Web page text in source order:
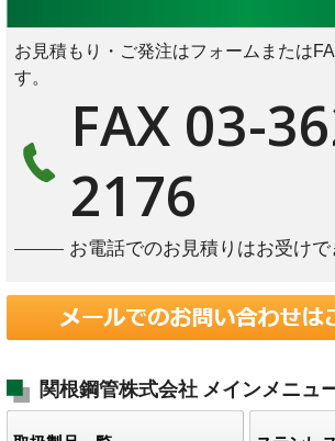
お見積もり・ご発注はフォームまたは
す。
FAX 03-
2176
お電話でのお見積りはお受けで
関根鋼管株式会社 メインメニュ